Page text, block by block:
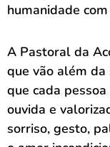
humanidade
A Pastoral da
que vão além
que cada
ouvida e
sorriso, gesto,